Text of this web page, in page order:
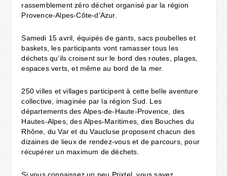
rassemblement zéro déchet organisé par la région
Provence-Alpes-Côte-d’Azur.
Samedi 15 avril, équipés de gants, sacs poubelles et
baskets, les participants vont ramasser tous les
déchets qu’ils croisent sur le bord des routes, plages,
espaces verts, et même au bord de la mer.
250 villes et villages participent à cette belle aventure
collective, imaginée par la région Sud. Les
départements des Alpes-de-Haute-Provence, des
Hautes-Alpes, des Alpes-Maritimes, des Bouches du
Rhône, du Var et du Vaucluse proposent chacun des
dizaines de lieux de rendez-vous et de parcours, pour
récupérer un maximum de déchets.